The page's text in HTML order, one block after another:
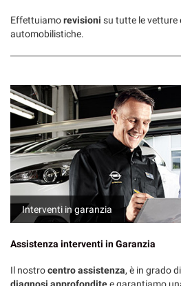
Effettuiamorevisioni su tutte le vetture
automobilistiche.
Interventi in garanzia
Assistenza interventi in Garanzia
Il nostrocentro assistenza, è in grado